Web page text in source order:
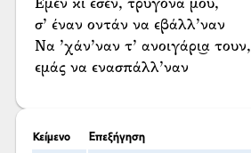
Εμέν κι εσέν, τρυγόνα μου,
σ’ έναν οντάν να εβάλλ’ναν
Να ’χάν’ναν τ’ ανοιγάρι͜α τουν,
εμάς να ενασπάλλ’ναν
Κείμενο Επεξήγηση